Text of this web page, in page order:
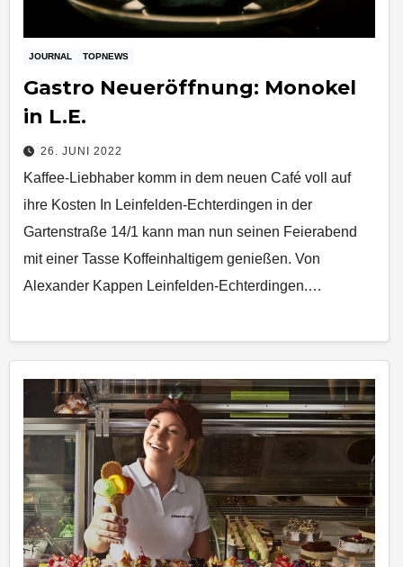
JOURNAL TOPNEWS
Gastro Neueröffnung: Monokel
in L.E.
26. JUNI 2022
Kaffee-Liebhaber komm in dem neuen Café voll auf
ihre Kosten In Leinfelden-Echterdingen in der
Gartenstraße 14/1 kann man nun seinen Feierabend
mit einer Tasse Koffeinhaltigem genießen. Von
Alexander Kappen Leinfelden-Echterdingen.…